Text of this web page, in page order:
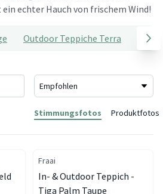
ein echter Hauch von frischem Wind!
Outdoor Teppiche Terra
Stimmungsfotos Produktfotos
Fraai
In- & Outdoor Teppich -
Tiga Palm Taupe